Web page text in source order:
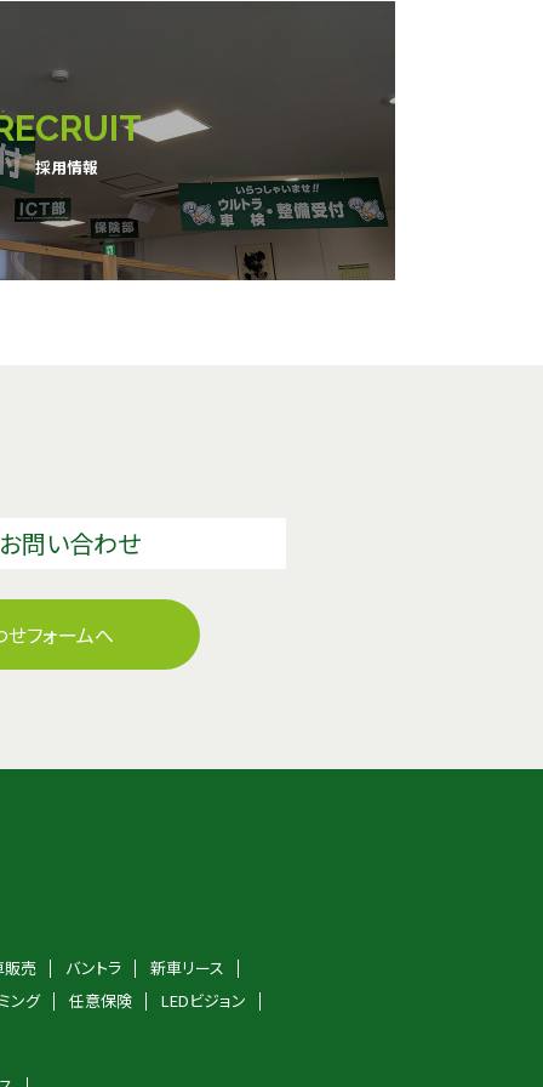
採用情報
問い合わせ
フォームへ
販売 バントラ
新車リース
ング
任意保険 LEDビジョン